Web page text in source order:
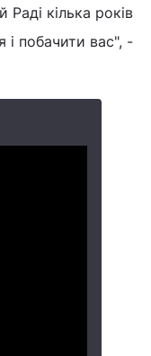
кілька років
і побачити вас", -